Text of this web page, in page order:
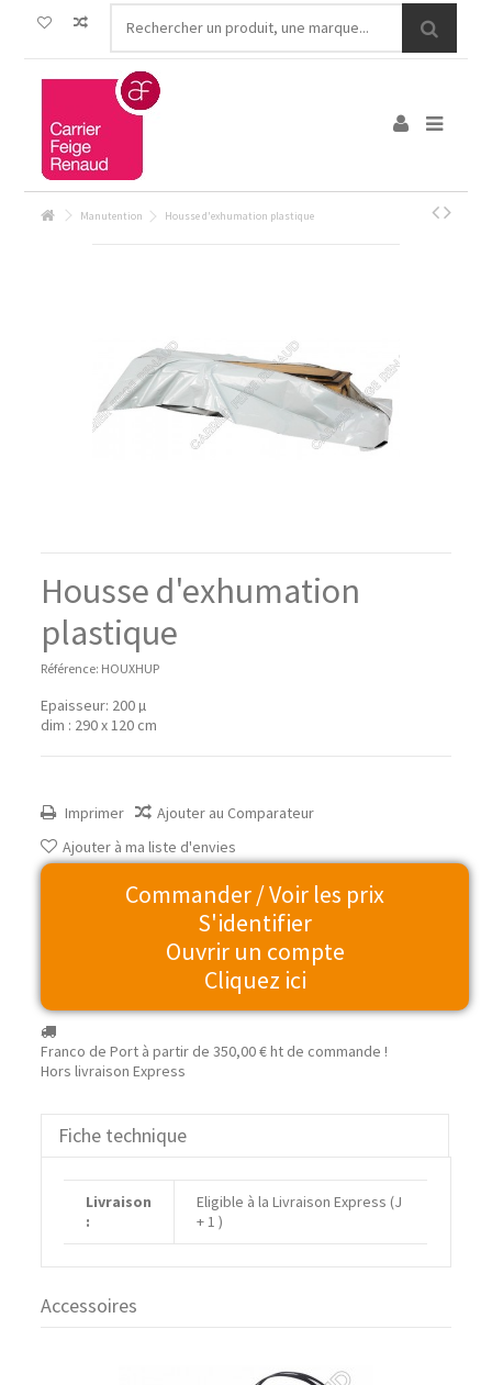
Manutention Housse d'exhumation plastique
Housse d'exhumation
plastique
Référence: HOUXHUP
Epaisseur: 200 µ
dim : 290 x 120 cm
Imprimer
Ajouter au Comparateur
Ajouter à ma liste d'envies
Commander / Voir les prix
S'identifier
Ouvrir un compte
Cliquez ici
Franco de Port à partir de350,00 €ht de commande !
Hors livraison Express
Fiche technique
Livraison
:
Eligible à la Livraison Express (J
+ 1 )
Accessoires